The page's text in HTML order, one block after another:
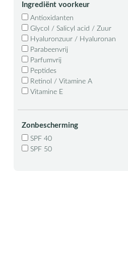
Ingrediënt voorkeur
Antioxidanten
Glycol / Salicyl acid / Zuur
Hyaluronzuur / Hyaluronan
Parabeenvrij
Parfumvrij
Peptides
Retinol / Vitamine A
Vitamine E
Zonbescherming
SPF 40
SPF 50